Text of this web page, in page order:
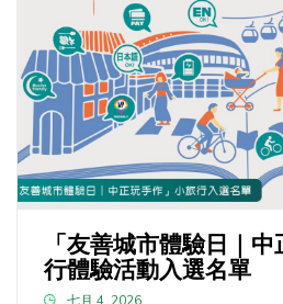
「友善城市體驗日｜
行體驗活動入選名單